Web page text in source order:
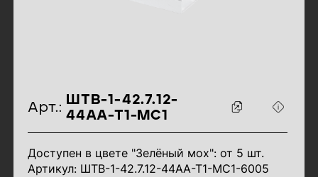
идентификаторы товара
Арт.:
ШТВ-1-42.7.12-
44АА-Т1-МС1
Доступен в цвете "Зелёный мох": от 5 шт.
Артикул: ШТВ-1-42.7.12-44АА-Т1-МС1-6005